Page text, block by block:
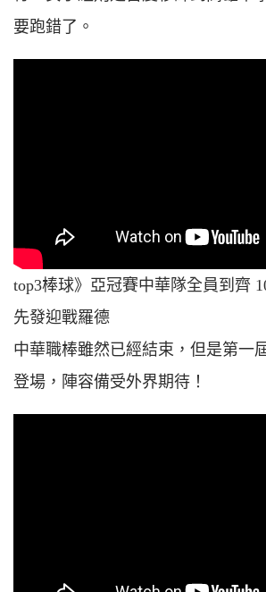
要跑錯了。
top3棒球》亞冠賽中華隊全員到齊
先發迎戰羅德
中華職棒雖然已經結束，但是第一
登場，陣容備受外界期待！